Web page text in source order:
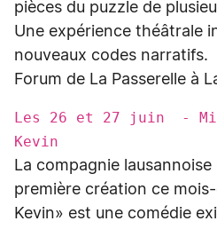
pièces du puzzle de
Une expérience théâtrale
nouveaux codes narratifs.
Forum de La Passerelle à
Les 26 et 27 juin -
Kevin
La compagnie lausannoise
première création ce
Kevin» est une comédie